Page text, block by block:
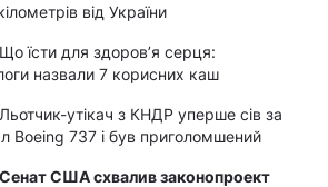
від України
Що їсти для здоров’я серця:
назвали 7 корисних каш
Льотчик-утікач з КНДР уперше сів за
Boeing 737 і був приголомшений
Сенат США схвалив законопроект